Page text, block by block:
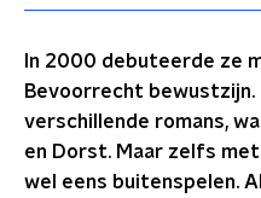
In 2000 debuteerde ze
Bevoorrecht bewustzijn.
verschillende romans,
en Dorst. Maar zelfs
wel eens buitenspelen.